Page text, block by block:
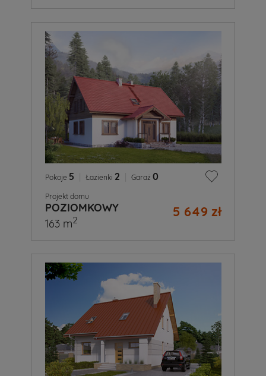
Pokoje 5 Łazienki 2 Garaż 0
Projekt domu
POZIOMKOWY 5 649 zł
163 m2